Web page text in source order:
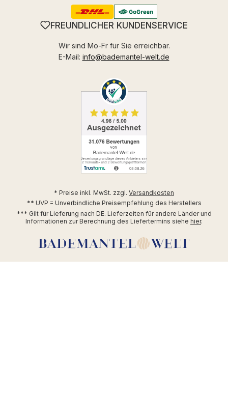
FREUNDLICHER KUNDENSERVICE
Wir sind Mo-Fr für Sie erreichbar.
E-Mail: info@bademantel-welt.de
* Preise inkl. MwSt. zzgl. Versandkosten
** UVP = Unverbindliche Preisempfehlung des Herstellers
*** Gilt für Lieferung nach DE. Lieferzeiten für andere Länder und
Informationen zur Berechnung des Liefertermins siehe hier.